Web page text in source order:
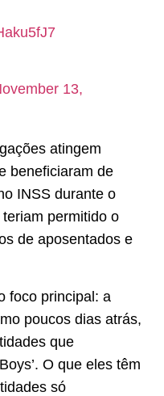
13,
atingem
beneficiaram de
INSS durante o
permitido o
de aposentados e
foco principal: a
poucos dias atrás,
que
O que eles têm
só